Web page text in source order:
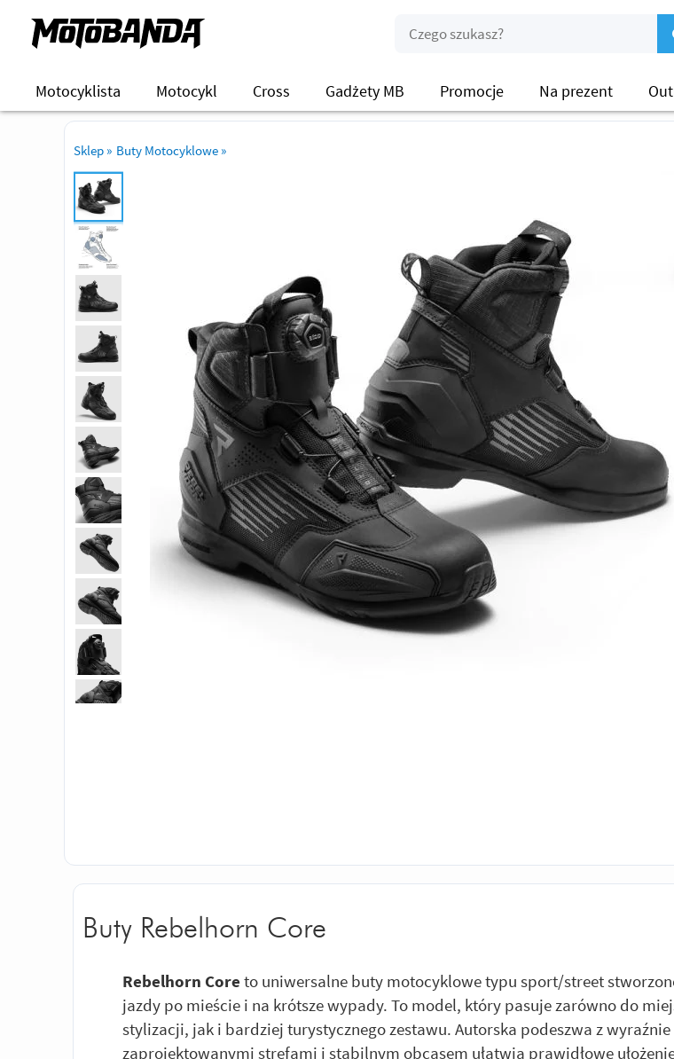
Motocyklista Motocykl Cross Gadżety MB Promocje Na prezent
Sklep » Buty Motocyklowe »
Buty Rebelhorn Core
Rebelhorn Core to uniwersalne buty motocyklowe typu sport/street
jazdy po mieście i na krótsze wypady. To model, który pasuje zarówno do
stylizacji, jak i bardziej turystycznego zestawu. Autorska podeszwa z wyraźnie
zaprojektowanymi strefami i stabilnym obcasem ułatwia prawidłowe